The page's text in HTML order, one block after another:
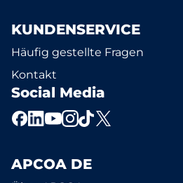
KUNDENSERVICE
Häufig gestellte Fragen
Kontakt
Social Media
APCOA DE